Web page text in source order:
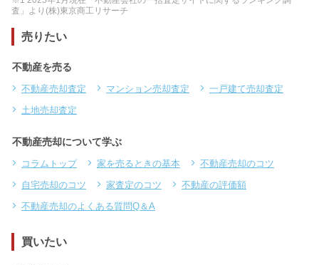
査」より(株)東京商工リサーチ
売りたい
不動産を売る
不動産売却査定 マンション売却査定
一戸建て売却査定
土地売却査定
不動産売却について学ぶ
コラムトップ 家を売るときの基本
不動産売却のコツ
自宅売却のコツ
家査定のコツ
不動産の評価額
不動産売却のよくある質問Q＆A
買いたい